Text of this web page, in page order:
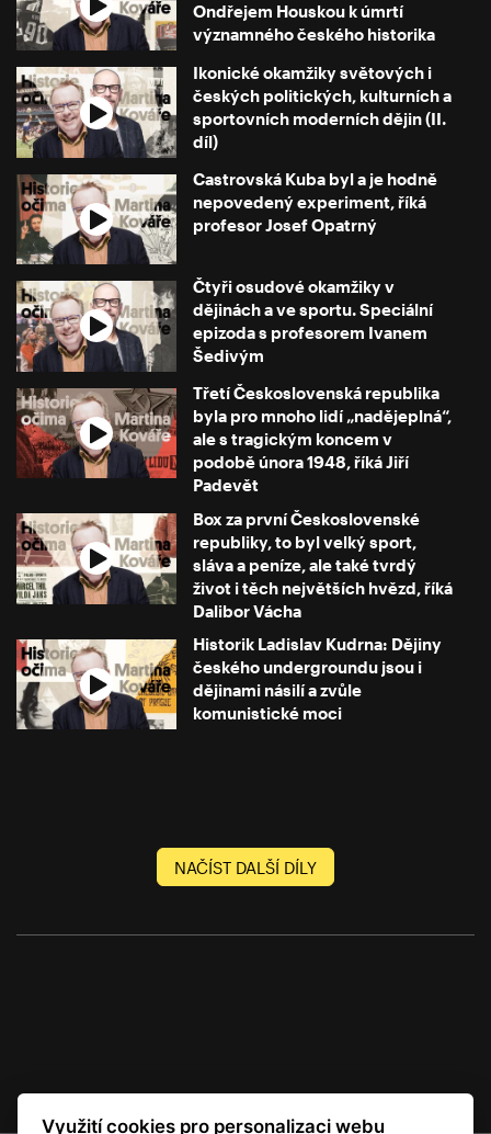
Ondřejem Houskou k úmrtí
významného českého historika
Ikonické okamžiky světových i
českých politických, kulturních a
sportovních moderních dějin (II.
díl)
Castrovská Kuba byl a je hodně
nepovedený experiment, říká
profesor Josef Opatrný
Čtyři osudové okamžiky v
dějinách a ve sportu. Speciální
epizoda s profesorem Ivanem
Šedivým
Třetí Československá republika
byla pro mnoho lidí „nadějeplná“,
ale s tragickým koncem v
podobě února 1948, říká Jiří
Padevět
Box za první Československé
republiky, to byl velký sport,
sláva a peníze, ale také tvrdý
život i těch největších hvězd, říká
Dalibor Vácha
Historik Ladislav Kudrna: Dějiny
českého undergroundu jsou i
dějinami násilí a zvůle
komunistické moci
NAČÍST DALŠÍ DÍLY
Využití cookies pro personalizaci webu